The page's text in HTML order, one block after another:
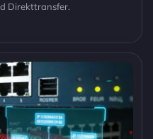
Direkttransfer.